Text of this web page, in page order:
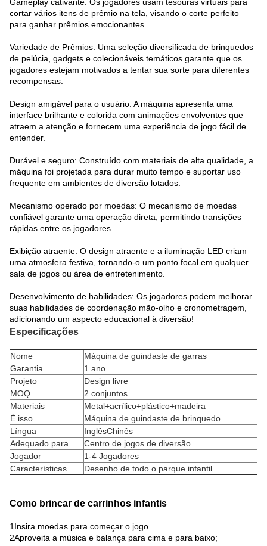
cortar vários itens de prêmio na tela, visando o corte perfeito
para ganhar prêmios emocionantes.
Variedade de Prêmios: Uma seleção diversificada de brinquedos
de pelúcia, gadgets e colecionáveis temáticos garante que os
jogadores estejam motivados a tentar sua sorte para diferentes
recompensas.
Design amigável para o usuário: A máquina apresenta uma
interface brilhante e colorida com animações envolventes que
atraem a atenção e fornecem uma experiência de jogo fácil de
entender.
Durável e seguro: Construído com materiais de alta qualidade, a
máquina foi projetada para durar muito tempo e suportar uso
frequente em ambientes de diversão lotados.
Mecanismo operado por moedas: O mecanismo de moedas
confiável garante uma operação direta, permitindo transições
rápidas entre os jogadores.
Exibição atraente: O design atraente e a iluminação LED criam
uma atmosfera festiva, tornando-o um ponto focal em qualquer
sala de jogos ou área de entretenimento.
Desenvolvimento de habilidades: Os jogadores podem melhorar
suas habilidades de coordenação mão-olho e cronometragem,
adicionando um aspecto educacional à diversão!
Especificações
Nome
Máquina de guindaste de garras
Garantia
1 ano
Projeto
Design livre
MOQ
2 conjuntos
Materiais
Metal+acrílico+plástico+madeira
É isso.
Máquina de guindaste de brinquedo
Língua
InglêsChinês
Adequado para
Centro de jogos de diversão
Jogador
1-4 Jogadores
Características
Desenho de todo o parque infantil
Como brincar de carrinhos infantis
1Insira moedas para começar o jogo.
2Aproveita a música e balança para cima e para baixo;